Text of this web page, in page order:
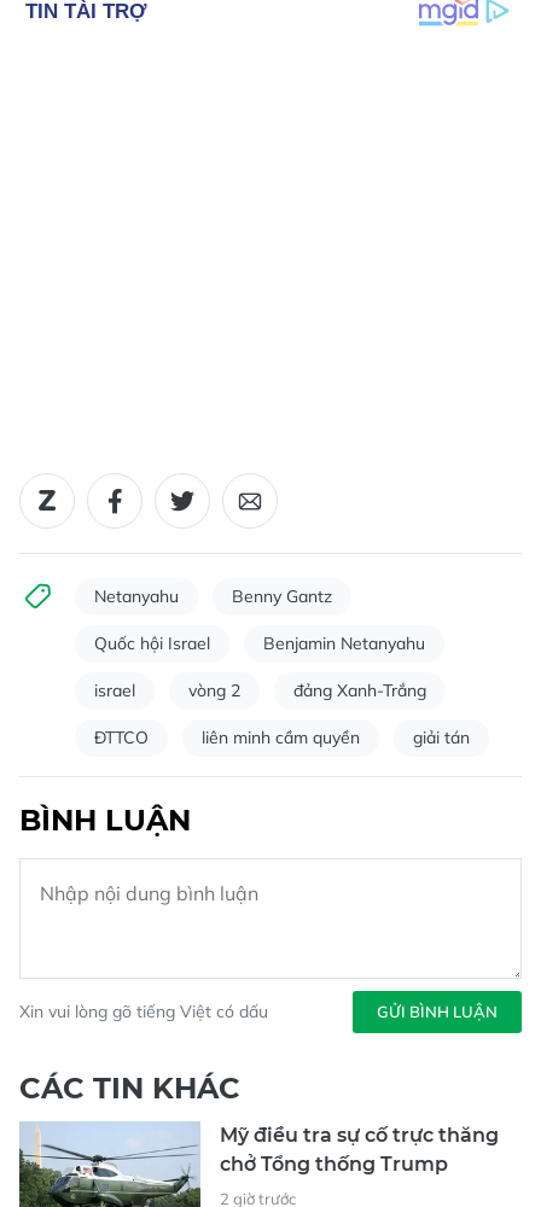
Netanyahu Benny Gantz
Quốc hội Israel Benjamin Netanyahu
israel vòng 2 đảng Xanh-Trắng
ĐTTCO liên minh cầm quyền giải tán
BÌNH LUẬN
Xin vui lòng gõ tiếng Việt có dấu GỬI BÌNH LUẬN
CÁC TIN KHÁC
Mỹ điều tra sự cố trực thăng
chở Tổng thống Trump
2 giờ trước